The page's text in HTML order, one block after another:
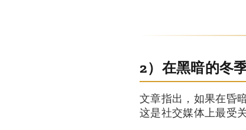
2）在黑暗的冬
文章指出，如果在昏
这是社交媒体上最受